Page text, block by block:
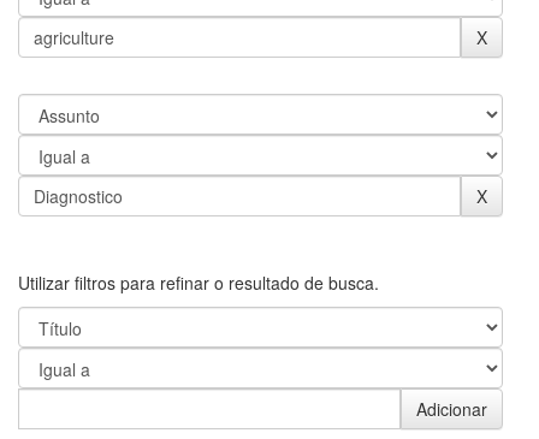
Utilizar filtros para refinar o resultado de busca.